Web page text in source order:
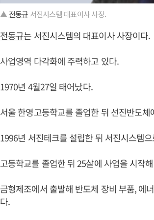
▲ 전동규 서진시스템 대표이사 사장.
전동규는 서진시스템의 대표이사 사장이다.
사업영역 다각화에 주력하고 있다.
1970년 4월27일 태어났다.
서울 한영고등학교를 졸업한 뒤 선진반도
1996년 서진테크를 설립한 뒤 서진시스템
고등학교를 졸업한 뒤 25살에 사업을 시작
금형제조에서 출발해 반도체 장비 부품, 에
다.